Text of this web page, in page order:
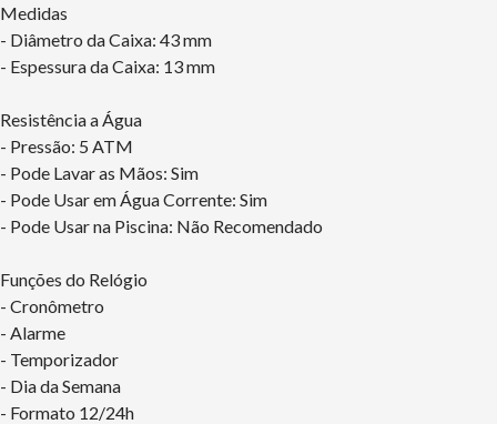
Medidas
- Diâmetro da Caixa: 43 mm
- Espessura da Caixa: 13 mm
Resistência a Água
- Pressão: 5 ATM
- Pode Lavar as Mãos: Sim
- Pode Usar em Água Corrente: Sim
- Pode Usar na Piscina: Não Recomendado
Funções do Relógio
- Cronômetro
- Alarme
- Temporizador
- Dia da Semana
- Formato 12/24h